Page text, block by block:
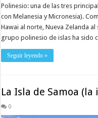
Polinesio: una de las tres
con Melanesia y Micronesia).
Hawai al norte, Nueva Zelanda al
grupo polinesio de islas ha
Seguir leyendo »
La Isla de Samoa
0